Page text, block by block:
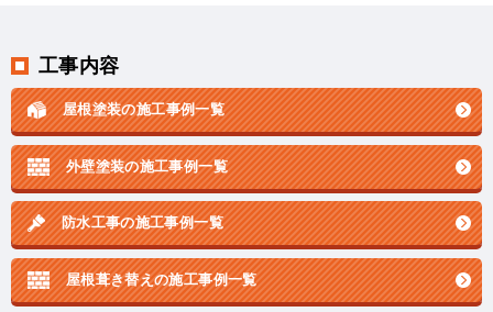
工事内容
屋根塗装の施工事例一覧
外壁塗装の施工事例一覧
防水工事の施工事例一覧
屋根葺き替えの施工事例一覧